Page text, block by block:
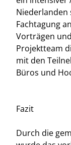
Niederlanden
Fachtagung
Vorträgen
Projektteam
mit den
Büros und
Fazit
Durch die